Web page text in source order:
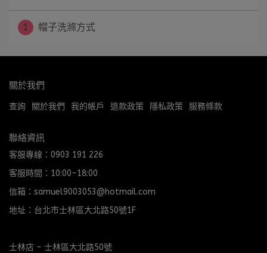
1 帽子洗滌方式
關於我們
查詢 關於我們 我的帳戶 退款政策 隱私政策 服務條款
聯絡資訊
客服專線：0903 191 226
客服時間：10:00-18:00
信箱：samuel9003053@hotmail.com
地址：台北市士林區大北路50號1F
士林店 - 士林區大北路50號